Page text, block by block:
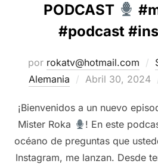
PODCAST
#podcast
por rokatv@hotmail.com
Alemania
Publicado
Abril 30, 2024
¡Bienvenidos a un nuevo
Mister Roka
! En este
océano de preguntas que
Instagram, me lanzan. Desde